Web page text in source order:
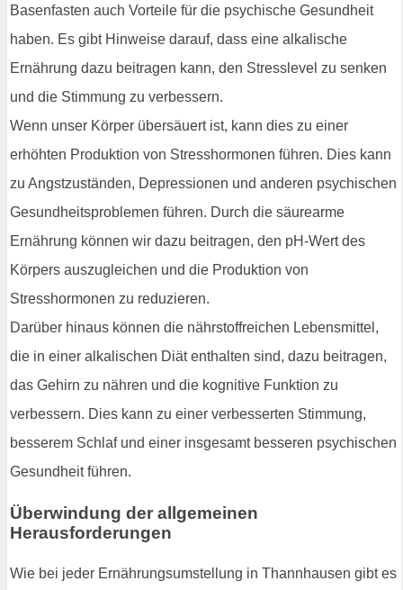
Basenfasten auch Vorteile für die psychische Gesundheit
haben. Es gibt Hinweise darauf, dass eine alkalische
Ernährung dazu beitragen kann, den Stresslevel zu senken
und die Stimmung zu verbessern.
Wenn unser Körper übersäuert ist, kann dies zu einer
erhöhten Produktion von Stresshormonen führen. Dies kann
zu Angstzuständen, Depressionen und anderen psychischen
Gesundheitsproblemen führen. Durch die säurearme
Ernährung können wir dazu beitragen, den pH-Wert des
Körpers auszugleichen und die Produktion von
Stresshormonen zu reduzieren.
Darüber hinaus können die nährstoffreichen Lebensmittel,
die in einer alkalischen Diät enthalten sind, dazu beitragen,
das Gehirn zu nähren und die kognitive Funktion zu
verbessern. Dies kann zu einer verbesserten Stimmung,
besserem Schlaf und einer insgesamt besseren psychischen
Gesundheit führen.
Überwindung der allgemeinen
Herausforderungen
Wie bei jeder Ernährungsumstellung in Thannhausen gibt es